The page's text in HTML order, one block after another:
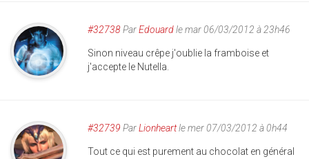
#32738ParEdouardle mar 06/03/2012 à 23h46
Sinon niveau crêpe j'oublie la framboise et
j'accepte le Nutella.
#32739 ParLionheartle mer 07/03/2012 à 0h44
Tout ce qui est purement au chocolat en général